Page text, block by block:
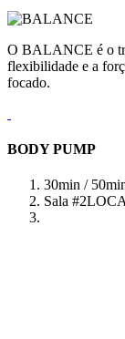
O BALANCE é o
flexibilidade e a
focado.
BODY PUMP
30min /
Sala #2